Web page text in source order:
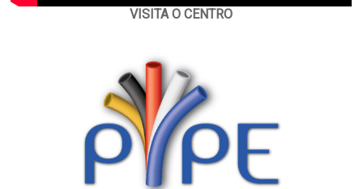
VISITA O CENTRO